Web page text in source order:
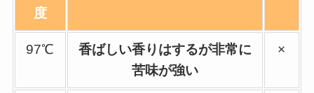
度
97℃
香ばしい香りはするが非常に
苦味が強い
×